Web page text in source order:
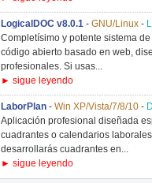
LogicalDOC v8.0.1 - GNU/Linux -
Completísimo y potente sistema
código abierto basado en web,
profesionales. Si usas...
► sigue leyendo
LaborPlan - Win XP/Vista/7/8/10 -
Aplicación profesional diseñada
cuadrantes o calendarios
desarrollarás cuadrantes en...
► sigue leyendo